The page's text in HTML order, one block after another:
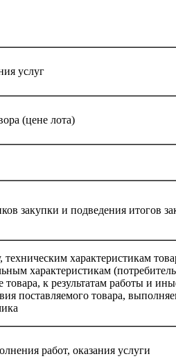
услуг
(цене лота)
закупки и подведения итогов
техническим характеристикам
характеристикам
товара, к результатам работы и
поставляемого товара,
работ, оказания услуги